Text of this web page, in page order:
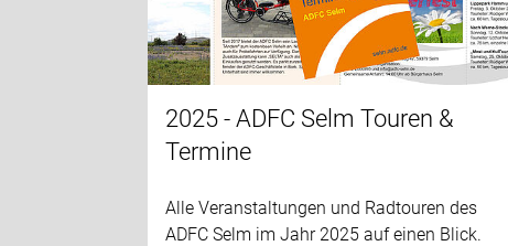
2025 - ADFC Selm Touren &
Termine
Alle Veranstaltungen und Radtouren des
ADFC Selm im Jahr 2025 auf einen Blick.